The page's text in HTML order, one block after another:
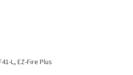
L, EZ-Fire Plus